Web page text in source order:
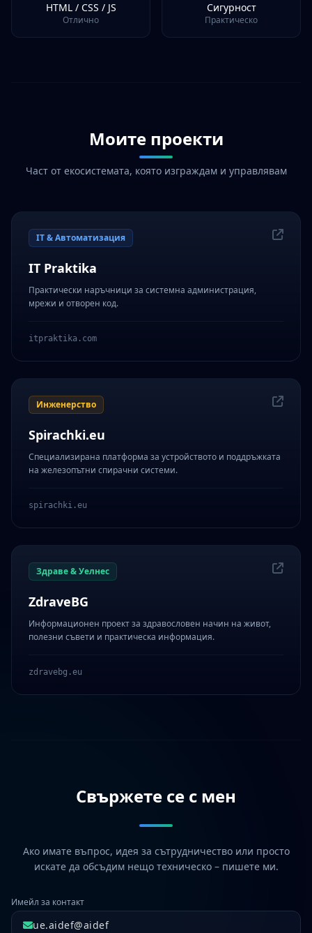
HTML / CSS / JS
Отлично
Сигурност
Практическо
Моите проекти
Част от екосистемата, която изграждам и управлявам
IT & Автоматизация
IT Praktika
Практически наръчници за системна администрация,
мрежи и отворен код.
itpraktika.com
Инженерство
Spirachki.eu
Специализирана платформа за устройството и поддръжката
на железопътни спирачни системи.
spirachki.eu
Здраве & Уелнес
ZdraveBG
Информационен проект за здравословен начин на живот,
полезни съвети и практическа информация.
zdravebg.eu
Свържете се с мен
Ако имате въпрос, идея за сътрудничество или просто
искате да обсъдим нещо техническо – пишете ми.
Имейл за контакт
ue.aidef@aidef